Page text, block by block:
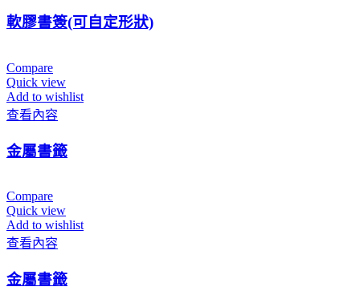
軟膠書簽(可自定形狀)
Compare
Quick view
Add to wishlist
查看內容
金屬書籤
Compare
Quick view
Add to wishlist
查看內容
金屬書籤